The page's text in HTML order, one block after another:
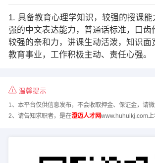
1. 具备教育心理学知识，较强的授课
强的中文表达能力，普通话标准，口齿
较强的亲和力，讲课生动活泼，知识面
教育事业，工作积极主动、责任心强。
温馨提示
1、本平台仅供信息发布，不会收取押金、保证金，请微
2、请告知求职者，是在澄迈人才网www.huhuikj.com上